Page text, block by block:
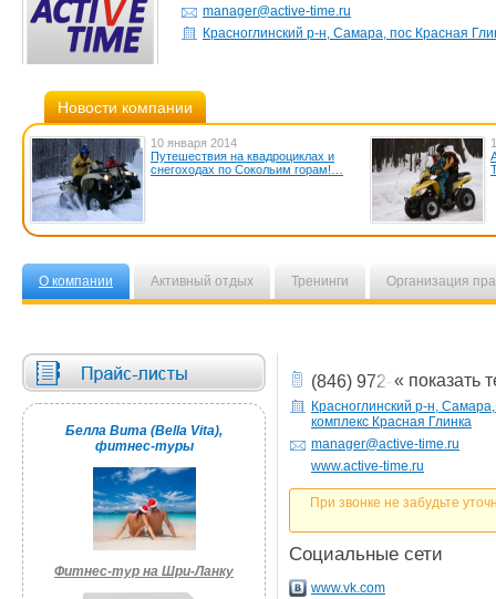
manager@active-time.ru
Красноглинский р-н, Самара, пос Красная
Новости компании
10 января 2014
Путешествия на квадроциклах и
снегоходах по Сокольим горам!…
О компании Активный отдых Тренинги Организация
Белла Вита (Bella Vita),
фитнес-туры
Фитнес-тур на Шри-Ланку
(846) 972-83-88« показать
Красноглинский р-н,
комплекс Красная Глинка
manager@active-time.ru
www.active-time.ru
При звонке не забудьте
Социальные сети
www.vk.com